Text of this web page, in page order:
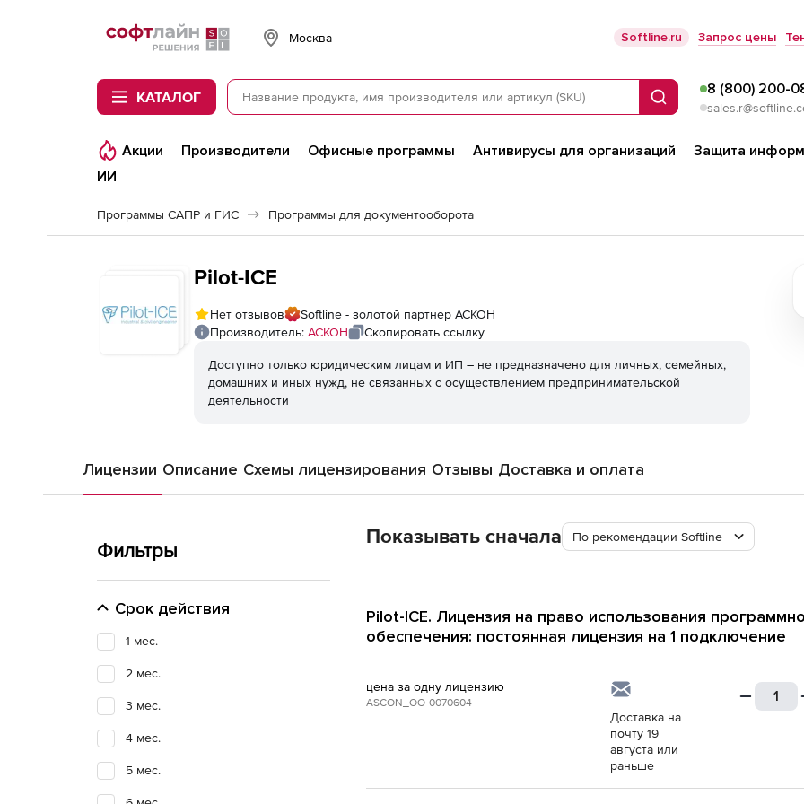
Softline
Москва Softline.ru Запрос цены
КАТАЛОГ Поиск
8 (800) 200-
Акции Производители Офисные программы Антивирусы для организаций Защита
ИИ
Программы САПР и ГИС Программы для документооборота
Pilot-ICE
Нет отзывов
Softline - золотой партнер АСКОН
Производитель: АСКОН Скопировать ссылку
Доступно только юридическим лицам и ИП – не предназначено для личных, семейных,
домашних и иных нужд, не связанных с осуществлением предпринимательской
деятельности
Лицензии Описание Схемы лицензирования Отзывы Доставка и оплата
Фильтры
Срок действия
1 мес.
2 мес.
3 мес.
4 мес.
5 мес.
Показывать сначала По рекомендации Softline
Pilot-ICE. Лицензия на право использования
обеспечения: постоянная лицензия на 1 подключение
цена за одну лицензию
ASCON_ОО-0070604
Доставка на
почту 19
августа или
раньше